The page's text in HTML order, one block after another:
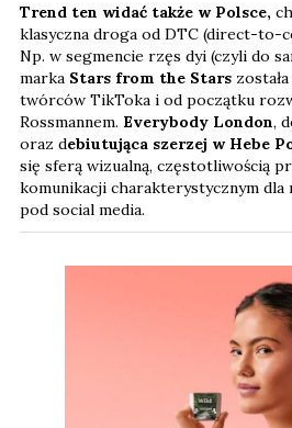
Trend ten widać także w Polsce,
klasyczna droga od DTC (direct-to-
Np. w segmencie rzęs dyi (czyli do
marka Stars from the Stars
twórców TikToka i od początku
Rossmannem. Everybody London,
oraz debiutująca szerzej w Hebe
się sferą wizualną, częstotliwością
komunikacji charakterystycznym
pod social media.